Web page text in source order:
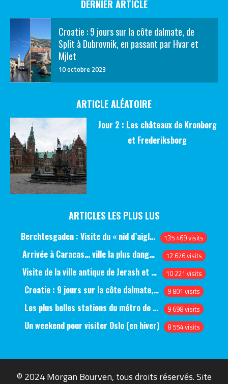
DERNIER ARTICLE
Croatie : 9 jours sur la côte dalmate, de
Split à Dubrovnik, en passant par Hvar et
Mjlet
10 octobre 2023
ARTICLE ALÉATOIRE
Jour 2 : Les châteaux de Kronborg
et Frederiksborg
ARTICLES LES PLUS LUS
Berchtesgaden : Visite du « nid d’aigle » et des bunkers d’Hitler 135 469 visits
Arrivée à Caracas… ville la plus dangereuse du monde (jour 1) 12 676 visits
Visite de la ville antique de Jerash et du château d’Ajlun (jour 1) 10 221 visits
Croatie : 9 jours sur la côte dalmate, de Split à Dubrovnik, en passant par Hvar et Mjlet 9 801 visits
Les plus belles stations du métro de Saint-Pétersbourg 9 698 visits
Un weekend pour visiter Oslo (en hiver) 8 554 visits
© 2024 Morgan Bourven, tous droits réservés. Site